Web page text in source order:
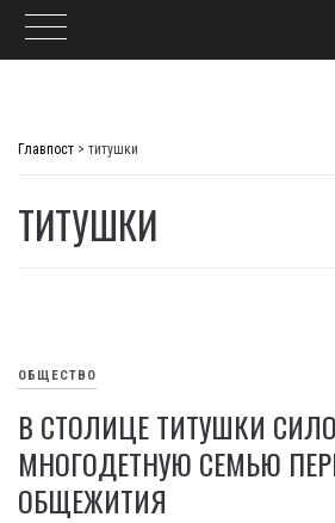
Главпост > титушки
ТИТУШКИ
ОБЩЕСТВО
В СТОЛИЦЕ ТИТУШКИ
МНОГОДЕТНУЮ СЕМЬЮ
ОБЩЕЖИТИЯ